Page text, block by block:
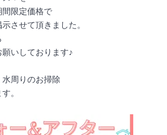
限定価格で
させて頂きました。
願いしております♪
周りのお掃除
。